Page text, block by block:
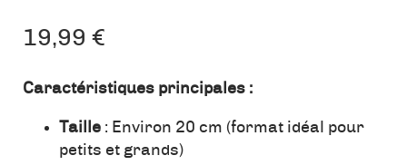
19,99 €
Caractéristiques principales :
Taille : Environ 20 cm (format idéal pour
petits et grands)